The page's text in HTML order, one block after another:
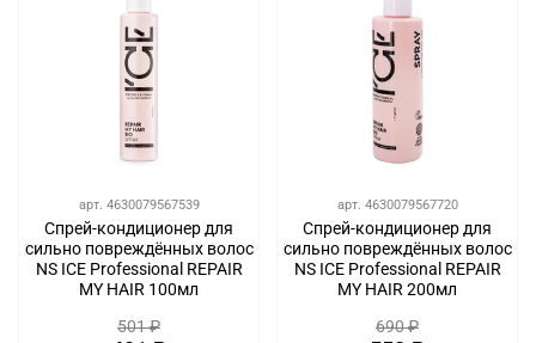
арт. 4630079567539
Спрей-кондиционер для
сильно повреждённых волос
NS ICE Professional REPAIR
MY HAIR 100мл
501 ₽
арт. 4630079567720
Спрей-кондиционер для
сильно повреждённых волос
NS ICE Professional REPAIR
MY HAIR 200мл
690 ₽